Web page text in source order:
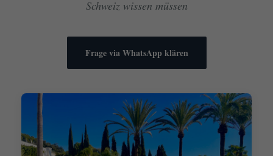
Schweiz wissen müssen
Frage via WhatsApp klären